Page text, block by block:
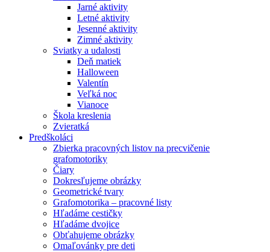
Jarné aktivity
Letné aktivity
Jesenné aktivity
Zimné aktivity
Sviatky a udalosti
Deň matiek
Halloween
Valentín
Veľká noc
Vianoce
Škola kreslenia
Zvieratká
Predškoláci
Zbierka pracovných listov na precvičenie
grafomotoriky
Čiary
Dokresľujeme obrázky
Geometrické tvary
Grafomotorika – pracovné listy
Hľadáme cestičky
Hľadáme dvojice
Obťahujeme obrázky
Omaľovánky pre deti